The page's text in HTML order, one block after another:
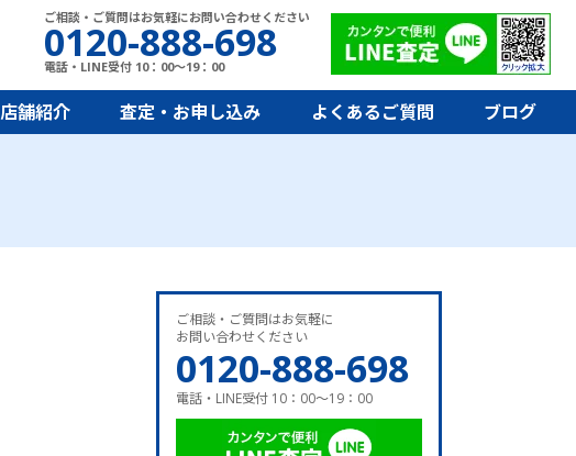
ご相談・ご質問はお気軽にお問い合わせください
0120-888-698
電話・LINE受付 10：00～19：00
店舗紹介 査定・お申し込み よくあるご質問 ブログ
ご相談・ご質問はお気軽に
お問い合わせください
0120-888-698
電話・LINE受付 10：00～19：00